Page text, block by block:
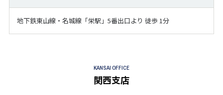
地下鉄東山線・名城線「栄駅」5番出口より 徒歩 1分
KANSAI OFFICE
関西支店